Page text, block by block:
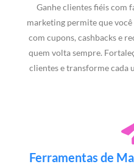
Ganhe clientes fiéis com
marketing permite que
com cupons, cashbacks e
quem volta sempre.
clientes e transforme cada
Ferramentas de